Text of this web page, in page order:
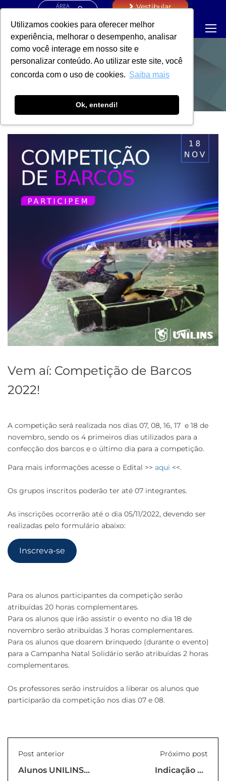
Utilizamos cookies para oferecer melhor
experiência, melhorar o desempenho, analisar
como você interage em nosso site e
personalizar conteúdo. Ao utilizar este site, você
concorda com o uso de cookies. Saiba mais
Ok, entendi!
ÁREA
Vestibular
NOTÍCIAS
Vem aí: Competição de Barcos
2022!
A competição será realizada nos dias 07, 08, 16, 17 e 18 de
novembro, sendo os 4 primeiros dias utilizados para a
confecção dos barcos e o último dia para a competição.
Para mais informações acesse o Edital >> aqui <<.
Os grupos inscritos poderão ter até 07 integrantes.
As inscrições ocorrerão até o dia 05/11/2022, devendo ser
realizadas pelo formulário abaixo:
Inscreva-se
Para os alunos participantes da competição serão
atribuídas 20 horas complementares.
Para os alunos que irão assistir o evento no dia 18 de
novembro serão atribuídas 3 horas complementares.
Para os alunos que doarem brinquedo (durante o evento)
para a Campanha Natal Solidário serão atribuídas 2 horas
complementares.
Os professores serão instruídos a liberar os alunos que
participarão da competição nos dias 07 e 08.
Post anterior
Alunos UNILINS
Próximo post
Indicação de